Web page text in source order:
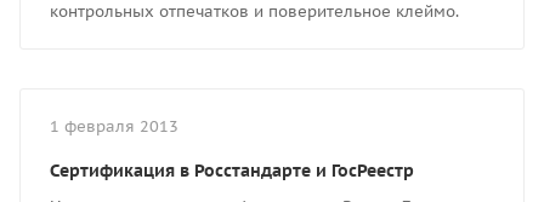
контрольных отпечатков и поверительное клеймо.
1 февраля 2013
Сертификация в Росстандарте и ГосРеестр